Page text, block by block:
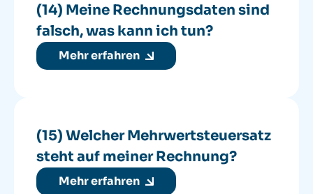
(14) Meine Rechnungsdaten sind
falsch, was kann ich tun?
Mehr erfahren
(15) Welcher Mehrwertsteuersatz
steht auf meiner Rechnung?
Mehr erfahren